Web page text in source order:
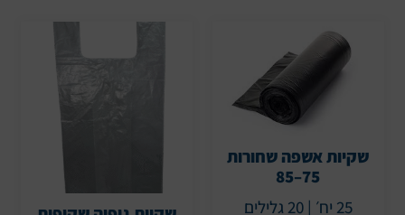
שקיות אשפה שחורות
75–85
25 יח׳ | 20 גלילים